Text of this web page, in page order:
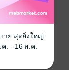
าย สุดยิ่งใหญ่
. - 16 ส.ค.